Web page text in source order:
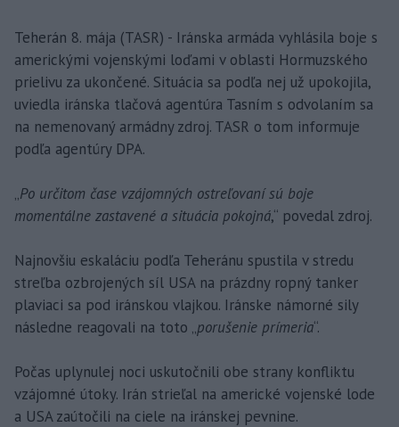
Teherán 8. mája (TASR) - Iránska armáda vyhlásila boje s
americkými vojenskými loďami v oblasti Hormuzského
prielivu za ukončené. Situácia sa podľa nej už upokojila,
uviedla iránska tlačová agentúra Tasním s odvolaním sa
na nemenovaný armádny zdroj. TASR o tom informuje
podľa agentúry DPA.
„Po určitom čase vzájomných ostreľovaní sú boje
momentálne zastavené a situácia pokojná,“ povedal zdroj.
Najnovšiu eskaláciu podľa Teheránu spustila v stredu
streľba ozbrojených síl USA na prázdny ropný tanker
plaviaci sa pod iránskou vlajkou. Iránske námorné sily
následne reagovali na toto „porušenie prímeria“.
Počas uplynulej noci uskutočnili obe strany konfliktu
vzájomné útoky. Irán strieľal na americké vojenské lode
a USA zaútočili na ciele na iránskej pevnine.